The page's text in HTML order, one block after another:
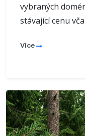
vybraných
stávající cenu
Více